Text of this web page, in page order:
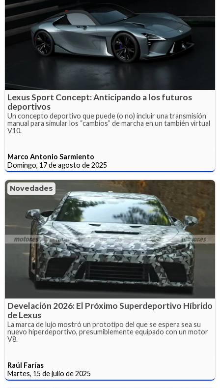
Lexus Sport Concept: Anticipando a los futuros
deportivos
Un concepto deportivo que puede (o no) incluir una transmisión
manual para simular los “cambios” de marcha en un también virtual
V10.
Marco Antonio Sarmiento
Domingo, 17 de agosto de 2025
Novedades
Develación 2026: El Próximo Superdeportivo Híbrido
de Lexus
La marca de lujo mostró un prototipo del que se espera sea su
nuevo hiperdeportivo, presumiblemente equipado con un motor
V8.
Raúl Farías
Martes, 15 de julio de 2025